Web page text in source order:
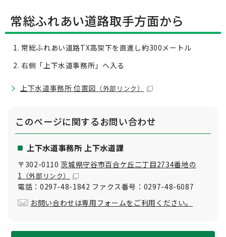
常総ふれあい道路取手方面から
常総ふれあい道路TX高架下を直進し約300メートル
右側「上下水道事務所」へ入る
上下水道事務所 位置図 （外部リンク）
このページに関するお問い合わせ
上下水道事務所 上下水道課
〒302-0110茨城県守谷市百合ケ丘二丁目2734番地の
1 （外部リンク）
電話：0297-48-1842 ファクス番号：0297-48-6087
お問い合わせは専用フォームをご利用ください。